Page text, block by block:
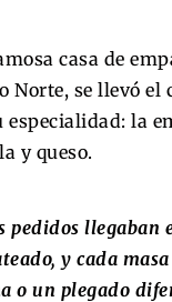
casa de
Norte, se llevó el
la
y queso.
pedidos llegaban
y cada
o un plegado